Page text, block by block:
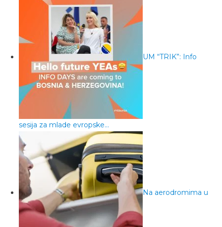
UM “TRIK”: Info
sesija za mlade evropske…
Na aerodromima u